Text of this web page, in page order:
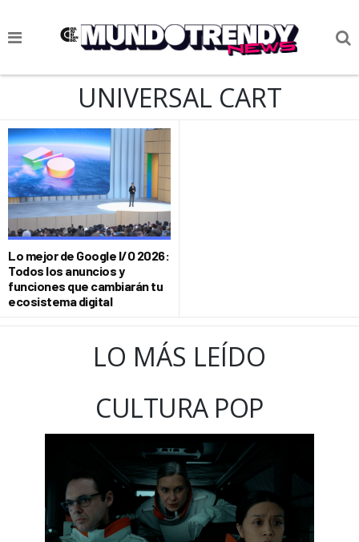
NOTICIAS
CIENCIA Y TECNOLOGÍA
VIDA
SOCIEDAD
CULTURIZANDO.COM
UNIVERSAL CART
Lo mejor de Google I/O 2026:
Todos los anuncios y
funciones que cambiarán tu
ecosistema digital
LO MÁS LEÍDO
CULTURA POP